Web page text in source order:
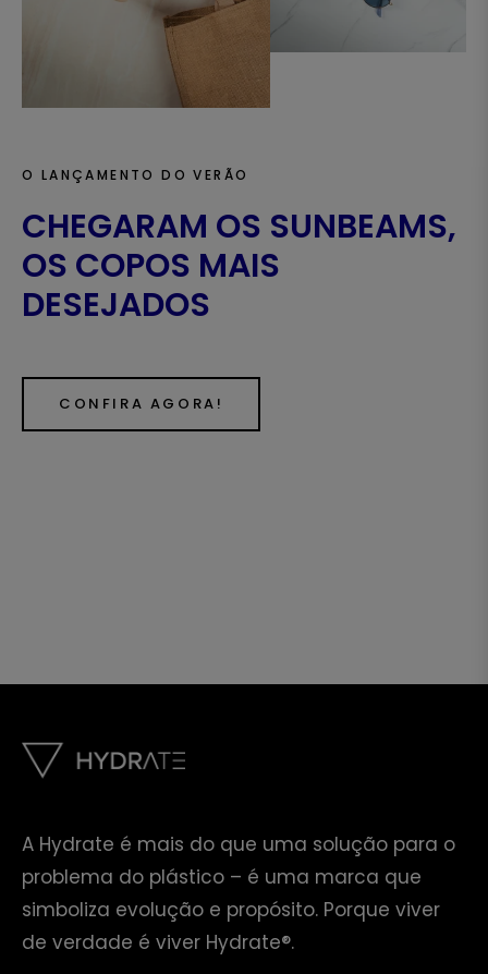
O LANÇAMENTO DO VERÃO
CHEGARAM OS SUNBEAMS,
OS COPOS MAIS
DESEJADOS
CONFIRA AGORA!
A Hydrate é mais do que uma solução para o
problema do plástico – é uma marca que
simboliza evolução e propósito. Porque viver
de verdade é viver Hydrate®.